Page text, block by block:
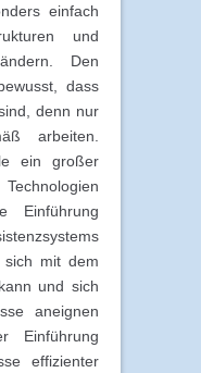
einfach
und
Den
dass
denn nur
arbeiten.
ein großer
Einführung
mit dem
und sich
aneignen
Einführung
effizienter